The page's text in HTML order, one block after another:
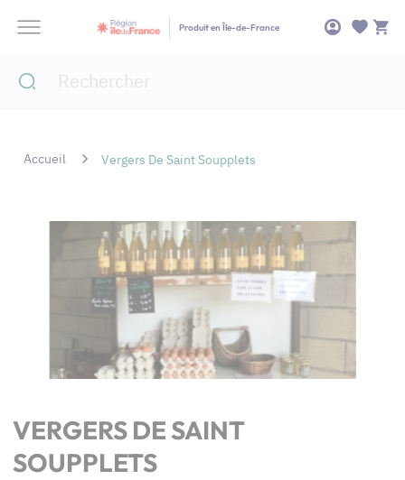
Produit en Île-de-France
Accueil Vergers De Saint Soupplets
VERGERS DE SAINT
SOUPPLETS